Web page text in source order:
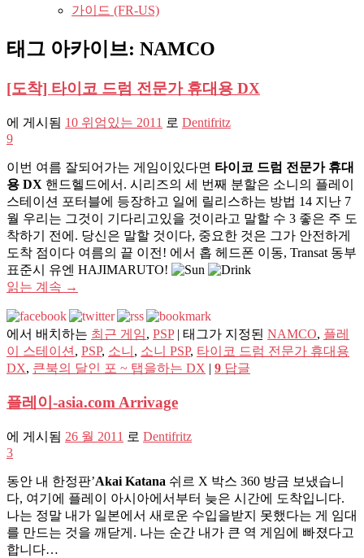
가이드 (FR-US)
태그 아카이브: NAMCO
[도착] 타이코 드럼 전문가 휴대용 DX
에 게시됨 10 위엄있는 2011 로 Dentifritz
9
이번 여름 잘되어가는 게임이있다면 타이코 드럼 전문가 휴대
용 DX 핸드헬드에서. 시리즈의 세 번째 분할은 소니의 플레이
스테이션 포터블에 등장하고 일에 릴리스하는 방법 14 지난 7
월 우리는 그것이 기다리고있을 것이라고 말할 수 3 좋은 주 도
착하기 전에. 당신은 말할 것이다, 중요한 것은 그가 안전하게
도착 점이다 여름의 끝 이전! 에서 홉 헤드폰 이동, Transat 동부
표준시 유엔 HAJIMARUTO!
읽는 계속 →
에서 배치하는 최근 게임, PSP | 태그가 지정된 NAMCO, 플레
이 스테이션 , PSP, 소니 , 소니 PSP, 타이코 드럼 전문가 휴대용
DX, 큰북의 달인 포 ~ 탭을하는 DX | 9 답글
플레이-asia.com Arrivage
에 게시됨 26 월 2011 로 Dentifritz
3
동안 내 한정판’Akai Katana 쉬르 X 박스 360 방금 보냈습니
다, 여기에 플레이 아시아에서부터 늦은 시간에 도착입니다.
나는 정말 내가 일본에서 새로운 수입을받지 못했다는 게 임대
를 만드는 것을 깨닫게. 나는 순간 내가 큰 역 게임에 빠졌다고
합니다…